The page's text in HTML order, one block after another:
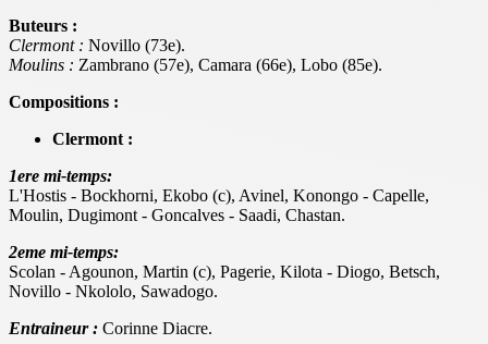
Buteurs :
Clermont : Novillo (73e).
Moulins : Zambrano (57e), Camara (66e), Lobo (85e).
Compositions :
Clermont :
1ere mi-temps:
L'Hostis - Bockhorni, Ekobo (c), Avinel, Konongo - Capelle,
Moulin, Dugimont - Goncalves - Saadi, Chastan.
2eme mi-temps:
Scolan - Agounon, Martin (c), Pagerie, Kilota - Diogo, Betsch,
Novillo - Nkololo, Sawadogo.
Entraineur : Corinne Diacre.